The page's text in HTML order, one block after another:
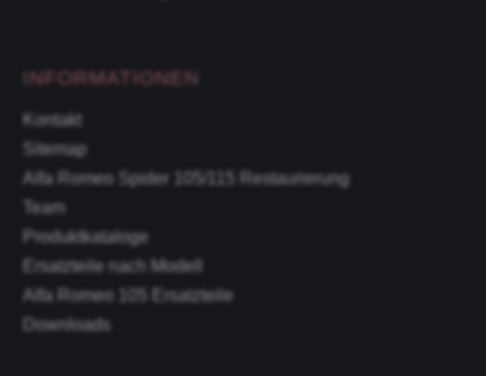
INFORMATIONEN
Kontakt
Sitemap
Alfa Romeo Spider 105/115 Restaurierung
Team
Produktkataloge
Ersatzteile nach Modell
Alfa Romeo 105 Ersatzteile
Downloads